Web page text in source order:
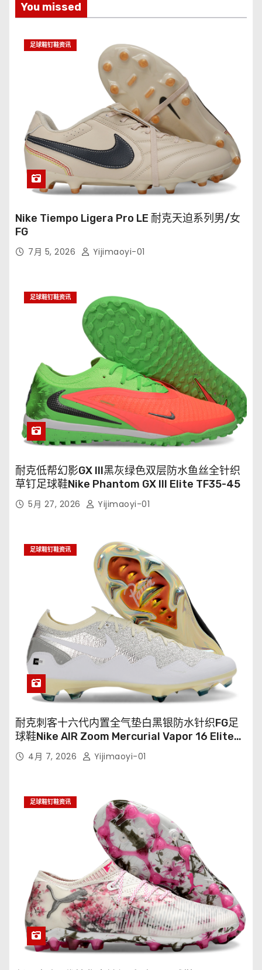
You missed
足球鞋钉鞋资讯
Nike Tiempo Ligera Pro LE 耐克天迫系列男/女
FG
7月 5, 2026 Yijimaoyi-01
足球鞋钉鞋资讯
耐克低帮幻影GX III黑灰绿色双层防水鱼丝全针织
草钉足球鞋Nike Phantom GX III Elite TF35-45
5月 27, 2026 Yijimaoyi-01
足球鞋钉鞋资讯
耐克刺客十六代内置全气垫白黑银防水针织FG足
球鞋Nike AIR Zoom Mercurial Vapor 16 Elite
XXV FG35-45
4月 7, 2026 Yijimaoyi-01
足球鞋钉鞋资讯